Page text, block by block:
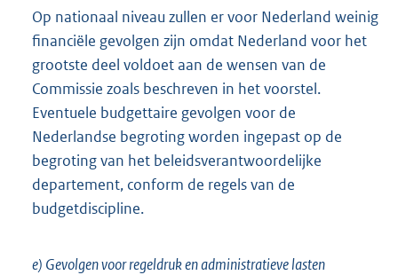
Op nationaal niveau zullen er voor Nederland weinig
financiële gevolgen zijn omdat Nederland voor het
grootste deel voldoet aan de wensen van de
Commissie zoals beschreven in het voorstel.
Eventuele budgettaire gevolgen voor de
Nederlandse begroting worden ingepast op de
begroting van het beleidsverantwoordelijke
departement, conform de regels van de
budgetdiscipline.
e) Gevolgen voor regeldruk en administratieve lasten